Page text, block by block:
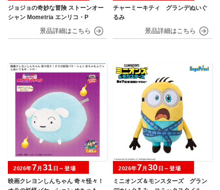
ジョジョの奇妙な冒険 ストーンオー
シャン Mometria エンリコ・P
チャーミーキティ グランデぬいぐ
るみ
映画クレヨンしんちゃん 奇々怪々！
2026年7月 31 日～登場
ミニオンズ＆モンスターズ グラン
2026年7月 30 日～登場